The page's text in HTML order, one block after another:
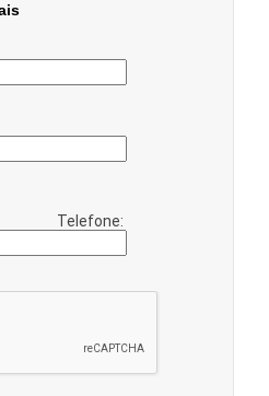
Telefone: